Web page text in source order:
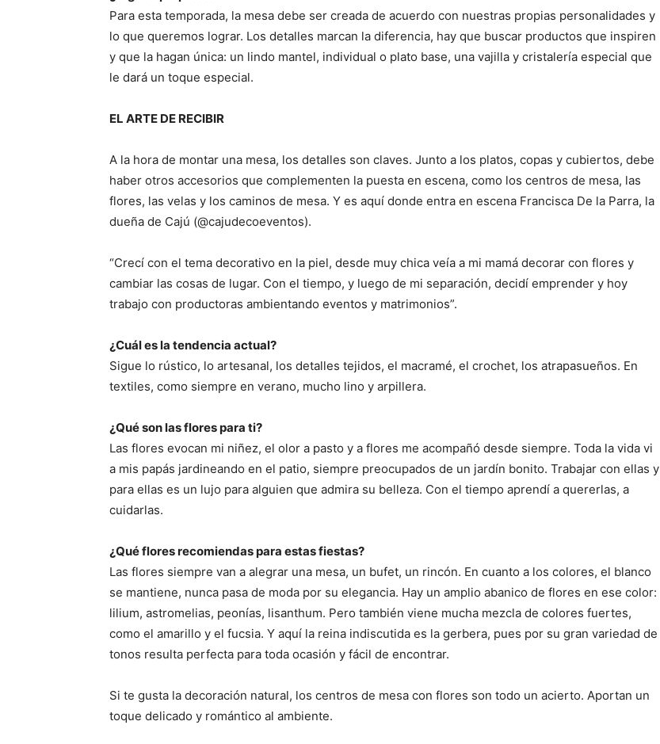
Para esta temporada, la mesa debe ser creada de acuerdo con nuestras propias personalidades y
lo que queremos lograr. Los detalles marcan la diferencia, hay que buscar productos que inspiren
y que la hagan única: un lindo mantel, individual o plato base, una vajilla y cristalería especial que
le dará un toque especial.
EL ARTE DE RECIBIR
A la hora de montar una mesa, los detalles son claves. Junto a los platos, copas y cubiertos, debe
haber otros accesorios que complementen la puesta en escena, como los centros de mesa, las
flores, las velas y los caminos de mesa. Y es aquí donde entra en escena Francisca De la Parra, la
dueña de Cajú (@cajudecoeventos).
“Crecí con el tema decorativo en la piel, desde muy chica veía a mi mamá decorar con flores y
cambiar las cosas de lugar. Con el tiempo, y luego de mi separación, decidí emprender y hoy
trabajo con productoras ambientando eventos y matrimonios”.
¿Cuál es la tendencia actual?
Sigue lo rústico, lo artesanal, los detalles tejidos, el macramé, el crochet, los atrapasueños. En
textiles, como siempre en verano, mucho lino y arpillera.
¿Qué son las flores para ti?
Las flores evocan mi niñez, el olor a pasto y a flores me acompañó desde siempre. Toda la vida vi
a mis papás jardineando en el patio, siempre preocupados de un jardín bonito. Trabajar con ellas y
para ellas es un lujo para alguien que admira su belleza. Con el tiempo aprendí a quererlas, a
cuidarlas.
¿Qué flores recomiendas para estas fiestas?
Las flores siempre van a alegrar una mesa, un bufet, un rincón. En cuanto a los colores, el blanco
se mantiene, nunca pasa de moda por su elegancia. Hay un amplio abanico de flores en ese color:
lilium, astromelias, peonías, lisanthum. Pero también viene mucha mezcla de colores fuertes,
como el amarillo y el fucsia. Y aquí la reina indiscutida es la gerbera, pues por su gran variedad de
tonos resulta perfecta para toda ocasión y fácil de encontrar.
Si te gusta la decoración natural, los centros de mesa con flores son todo un acierto. Aportan un
toque delicado y romántico al ambiente.